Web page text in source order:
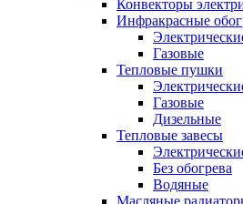
Конвекторы
Инфракрасные
Газовые
Тепловые пушки
Газовые
Дизельные
Тепловые завесы
Без обогрева
Водяные
Масляные